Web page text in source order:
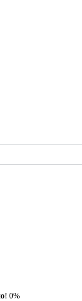
! 0%